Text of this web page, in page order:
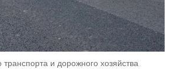
транспорта и дорожного хозяйства